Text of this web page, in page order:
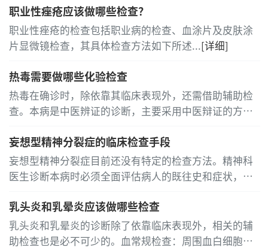
性病灶，但不能说明病灶部位，若为阴性提示不曾有过
结核感染，化验检查均属非特异性...[详细]
职业性痤疮应该做哪些检查？
职业性痤疮的检查包括职业病的检查、血涂片及皮肤涂
片显微镜检查，其具体检查方法如下所述...[详细]
热毒需要做哪些化验检查
热毒在确诊时，除依靠其临床表现外，还需借助辅助检
查。本病是中医辨证的诊断，主要采用中医辩证的方法
查...[详细]
妄想型精神分裂症的临床检查手段
妄想型精神分裂症目前还没有特定的检查方法。精神科
医生诊断本病时必须全面评估病人的既往史和症状，只
能缺陷才能考虑诊断本病。在发病初期，来自家人、朋
友和老师的关于病人的情况介绍对诊断非常重要...[详细]
乳头炎和乳晕炎应该做哪些检查
乳头炎和乳晕炎的诊断除了依靠临床表现外，相关的辅
助检查也是必不可少的。血常规检查：周围血白细胞总